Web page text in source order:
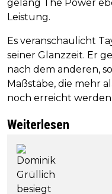
gelang The Power
Leistung.
Es veranschaulicht
seiner Glanzzeit. Er
nach dem anderen,
Maßstäbe, die mehr
noch erreicht werden.
Weiterlesen